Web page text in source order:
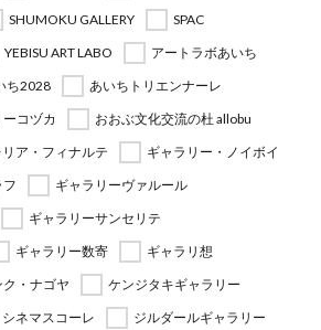
SHUMOKU GALLERY
SPAC
YEBISU ART LABO
アートラボあいち
ち2028
あいちトリエンナーレ
コヅカ
おおぶ文化交流の杜 allobu
リア・フィナルテ
ギャラリー・ノイボイ
ギャラリーヴァルール
ギャラリーサンセリテ
ギャラリー数寄
ギャラリ想
・ナゴヤ
ケンジタキギャラリー
シネマスコーレ
ジルダールギャラリー